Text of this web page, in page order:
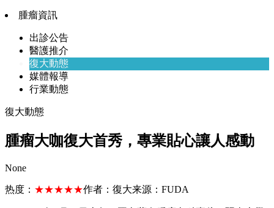
腫瘤資訊
出診公告
醫護推介
復大動態
媒體報導
行業動態
復大動態
腫瘤大咖復大首秀，專業貼心讓人感動
None
热度： ★★★★★作者： 復大来源： FUDA